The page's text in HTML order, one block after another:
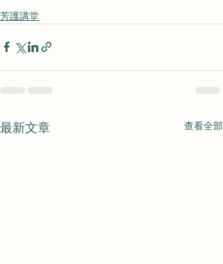
芳護講堂
最新文章 查看全部